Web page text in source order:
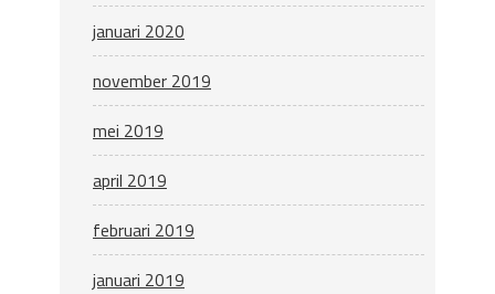
januari 2020
november 2019
mei 2019
april 2019
februari 2019
januari 2019